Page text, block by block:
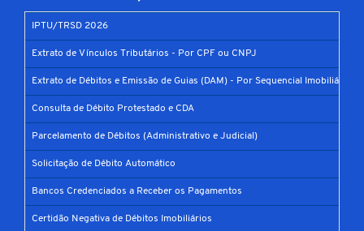
IPTU/TRSD 2026
Extrato de Vínculos Tributários - Por CPF ou CNPJ
Extrato de Débitos e Emissão de Guias (DAM) - Por Sequencial Imobiliário
Consulta de Débito Protestado e CDA
Parcelamento de Débitos (Administrativo e Judicial)
Solicitação de Débito Automático
Bancos Credenciados a Receber os Pagamentos
Certidão Negativa de Débitos Imobiliários